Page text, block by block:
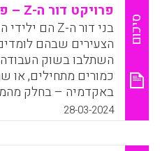
סיכום
פרויקט דור ה-Z – פרק א'
הצעירים שבהם
השתלבו בשוק
כמורים מתחילים, או
באקדמיה – בחלק
במכללות להוראה. על
מאפייניהם ואת
פורטל מס"ע – פרק א'
28-03-2024